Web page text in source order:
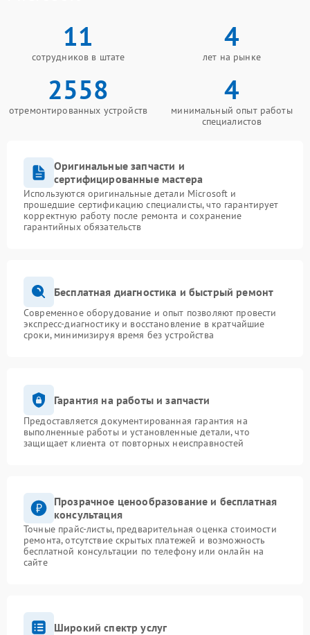
11
сотрудников в штате
4
лет на рынке
2558
отремонтированных устройств
4
минимальный опыт работы
специалистов
Оригинальные запчасти и
сертифицированные мастера
Используются оригинальные детали Microsoft и
прошедшие сертификацию специалисты, что гарантирует
корректную работу после ремонта и сохранение
гарантийных обязательств
Бесплатная диагностика и быстрый ремонт
Современное оборудование и опыт позволяют провести
экспресс-диагностику и восстановление в кратчайшие
сроки, минимизируя время без устройства
Гарантия на работы и запчасти
Предоставляется документированная гарантия на
выполненные работы и установленные детали, что
защищает клиента от повторных неисправностей
Прозрачное ценообразование и бесплатная
консультация
Точные прайс-листы, предварительная оценка стоимости
ремонта, отсутствие скрытых платежей и возможность
бесплатной консультации по телефону или онлайн на
сайте
Широкий спектр услуг